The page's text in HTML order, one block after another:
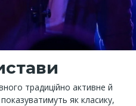
традиційно активне й
як класику,